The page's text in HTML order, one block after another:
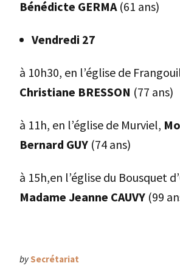
Bénédicte GERMA(61 ans)
Vendredi 27
à 10h30, en l’église de
Christiane BRESSON (77 ans)
à 11h, en l’église de Murviel,
Bernard GUY (74 ans)
à 15h,en l’église du Bousquet
Madame Jeanne CAUVY (99
bySecrétariat